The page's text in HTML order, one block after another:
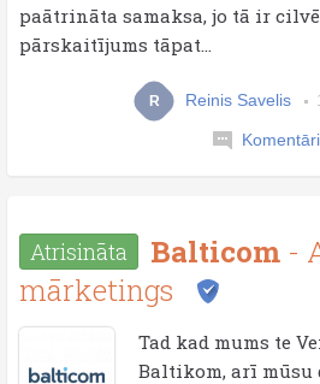
paātrināta samaksa, jo tā ir
pārskaitījums tāpat...
R Reinis Savelis
Komentāri
Atrisināta Balticom -
mārketings
Tad kad mums te
Baltikom, arī mūsu